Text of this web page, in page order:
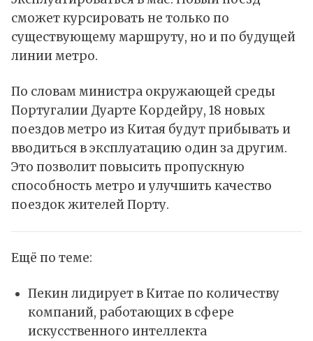
сможет курсировать не только по
существующему маршруту, но и по будущей
линии метро.
По словам министра окружающей среды
Португалии Дуарте Кордейру, 18 новых
поездов метро из Китая будут прибывать и
вводиться в эксплуатацию один за другим.
Это позволит повысить пропускную
способность метро и улучшить качество
поездок жителей Порту.
Ещё по теме:
Пекин лидирует в Китае по количеству
компаний, работающих в сфере
искусственного интеллекта